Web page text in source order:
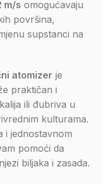
m/s omogućavaju
površina,
supstanci na
atomizer je
praktičan i
ili đubriva u
kulturama.
i jednostavnom
pomoći da
biljaka i zasada.